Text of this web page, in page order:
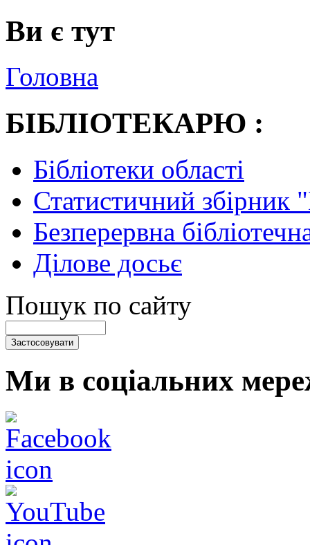
Ви є тут
Головна
БІБЛІОТЕКАРЮ :
Бібліотеки області
Статистичний
Безперервна
Ділове досьє
Пошук по сайту
Ми в соціальних